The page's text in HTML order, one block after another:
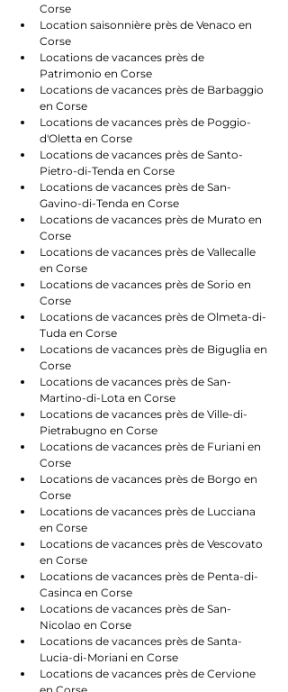
Corse
Location saisonnière près de Venaco en
Corse
Locations de vacances près de
Patrimonio en Corse
Locations de vacances près de Barbaggio
en Corse
Locations de vacances près de Poggio-
d'Oletta en Corse
Locations de vacances près de Santo-
Pietro-di-Tenda en Corse
Locations de vacances près de San-
Gavino-di-Tenda en Corse
Locations de vacances près de Murato en
Corse
Locations de vacances près de Vallecalle
en Corse
Locations de vacances près de Sorio en
Corse
Locations de vacances près de Olmeta-di-
Tuda en Corse
Locations de vacances près de Biguglia en
Corse
Locations de vacances près de San-
Martino-di-Lota en Corse
Locations de vacances près de Ville-di-
Pietrabugno en Corse
Locations de vacances près de Furiani en
Corse
Locations de vacances près de Borgo en
Corse
Locations de vacances près de Lucciana
en Corse
Locations de vacances près de Vescovato
en Corse
Locations de vacances près de Penta-di-
Casinca en Corse
Locations de vacances près de San-
Nicolao en Corse
Locations de vacances près de Santa-
Lucia-di-Moriani en Corse
Locations de vacances près de Cervione